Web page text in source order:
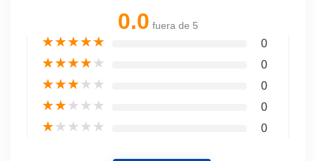
0.0 fuera de 5
★★★★★ 0
★★★★★ 0
★★★★★ 0
★★★★★ 0
★★★★★ 0